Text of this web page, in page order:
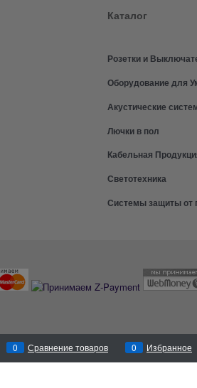
Каталог
Розетки и
Оборудование для
Акустические
Лючки в пол
Кабельная
Светотехника
Системы защиты от
0 Сравнение товаров 0 Избранное